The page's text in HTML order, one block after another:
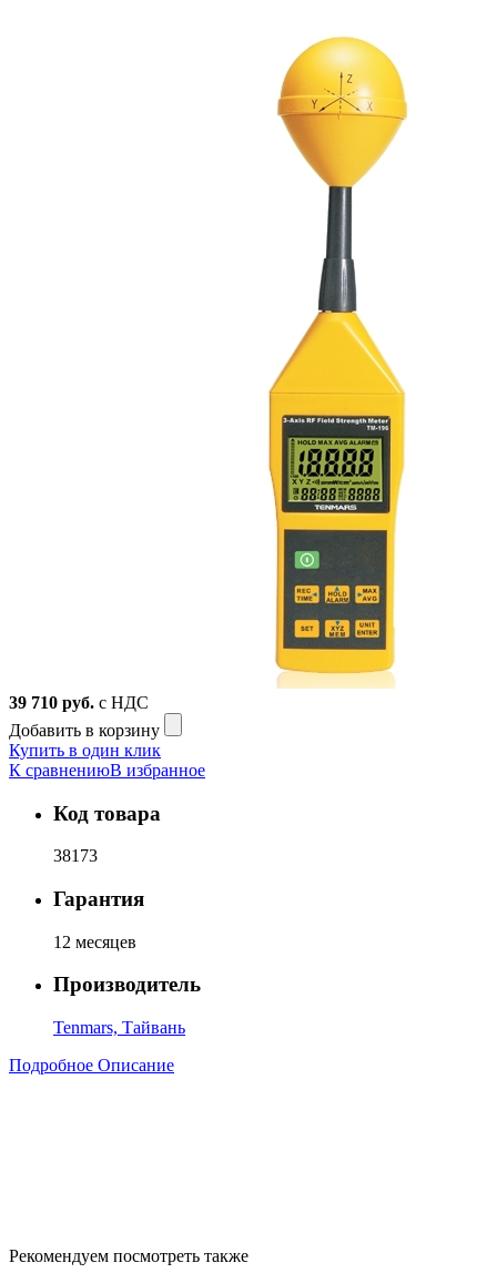
39 710 руб. с НДС
Добавить в корзину
Купить в один клик
К сравнениюВ избранное
Код товара
38173
Гарантия
12 месяцев
Производитель
Tenmars, Тайвань
Подробное Описание
Рекомендуем посмотреть также